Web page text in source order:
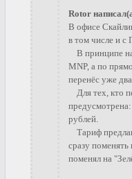
Rotor
В офисе
в том числе и
В принципе
MNP, а по
перенёс уже
Для тех, кто
рублей.
Тариф
сразу
поменял на